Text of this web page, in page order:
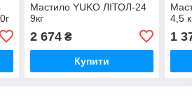
Мастило YUKO ЛІТОЛ-24
9кг
2 674₴
Купити
4,5
1